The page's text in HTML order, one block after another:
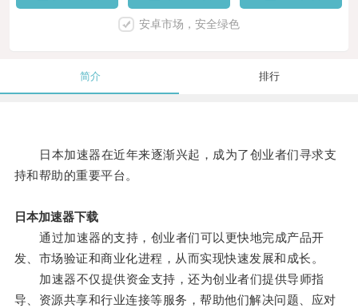
安卓市场，安全绿色
简介 排行
日本加速器在近年来逐渐兴起，成为了创业者们寻求支
持和帮助的重要平台。
日本加速器下载
通过加速器的支持，创业者们可以更快地完成产品开
发、市场验证和商业化进程，从而实现快速发展和成长。
加速器不仅提供资金支持，还为创业者们提供导师指
导、资源共享和行业连接等服务，帮助他们解决问题、应对